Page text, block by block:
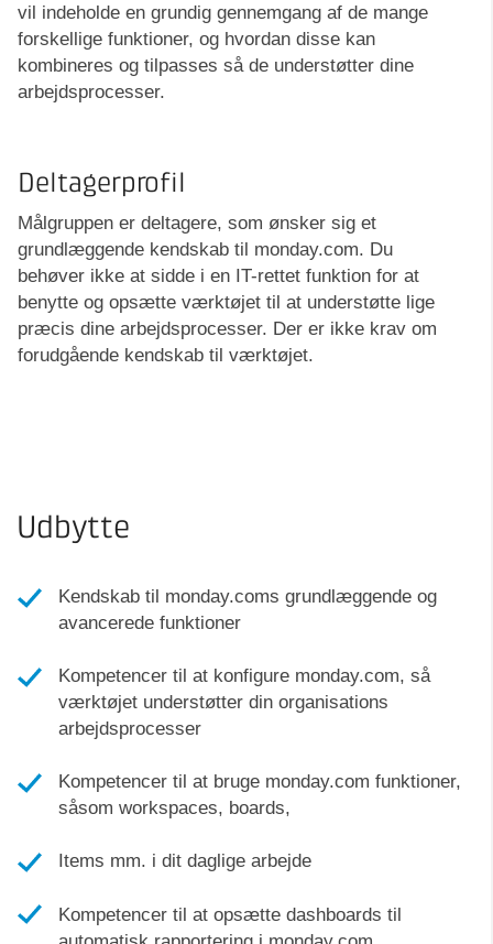
vil indeholde en grundig gennemgang af de mange
forskellige funktioner, og hvordan disse kan
kombineres og tilpasses så de understøtter dine
arbejdsprocesser.
Deltagerprofil
Målgruppen er deltagere, som ønsker sig et
grundlæggende kendskab til monday.com. Du
behøver ikke at sidde i en IT-rettet funktion for at
benytte og opsætte værktøjet til at understøtte lige
præcis dine arbejdsprocesser. Der er ikke krav om
forudgående kendskab til værktøjet.
Udbytte
Kendskab til monday.coms grundlæggende og
avancerede funktioner
Kompetencer til at konfigure monday.com, så
værktøjet understøtter din organisations
arbejdsprocesser
Kompetencer til at bruge monday.com funktioner,
såsom workspaces, boards,
Items mm. i dit daglige arbejde
Kompetencer til at opsætte dashboards til